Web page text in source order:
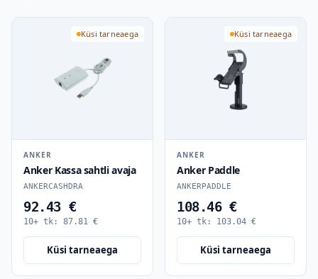
Küsi tarneaega
ANKER
Anker Kassa sahtli avaja
ANKERCASHDRA
92.43 €
10+ tk: 87.81 €
Küsi tarneaega
Küsi tarneaega
ANKER
Anker Paddle
ANKERPADDLE
108.46 €
10+ tk: 103.04 €
Küsi tarneaega